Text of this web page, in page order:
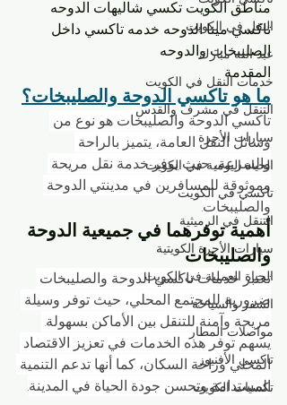
النقل في الكويت
عبد الله مبارك
خدمات النقل في الكويت
التنقل في مشرف والقدس
سيارات الأجرة
الحياة اليومية في الكويت
تاكسي في الكويت
التنقل في الرميثية
سيارات الأجرة الكويتية
الحياة العملية في الكويت
السفر والسياحة
مواصلات المطار
تاكسي الأفنيوز
تكسيات الكويت
مناطق الكويت تكسي شاليهات الدوحه
تاكسي مينا الدوحه خدمه تاكسي داخل
الصليبخات والدوحه
المقدمة
ما هو تاكسي الدوحة والصليبخات؟
تاكسي الدوحة والصليبخات هو نوع من
وسائل النقل العامة، يتميز بالراحة
والسرعة، حيث يوفر خدمة نقل مريحة
وموثوقة للمسافرين في مدينتي الدوحة
والصليبخات.
أهمية توفرهما في جميعية الدوحة
والصليبخات
تعتبر خدمات تاكسي الدوحة والصليبخات
ضرورية للمجتمع المحلي، حيث توفر وسيلة
مريحة وآمنة للتنقل بين الأماكن بسهولة.
يسهم توفر هذه الخدمات في تعزيز الاقتصاد
المحلي وراحة السكان، كما أنها تدعم التنمية
المستدامة وتحسن جودة الحياة في المدينة.